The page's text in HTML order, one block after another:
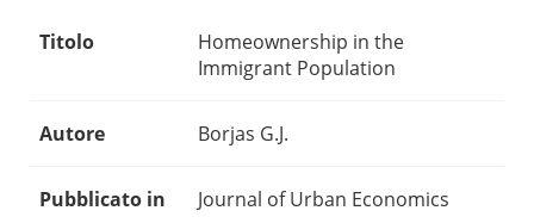
Titolo
Homeownership in the
Immigrant Population
Autore Borjas G.J.
Pubblicato in Journal of Urban Economics